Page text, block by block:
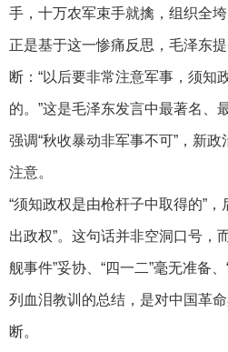
手，十万农军束手就擒，组织全垮
正是基于这一惨痛反思，毛泽东
断：“以后要非常注意军事，须知
的。”这是毛泽东发言中最著名、
强调“秋收暴动非军事不可”，新
注意。
“须知政权是由枪杆子中取得的”，
出政权”。这句话并非空洞口号，
舰事件”妥协、“四一二”毫无准备
列血泪教训的总结，是对中国革
断。